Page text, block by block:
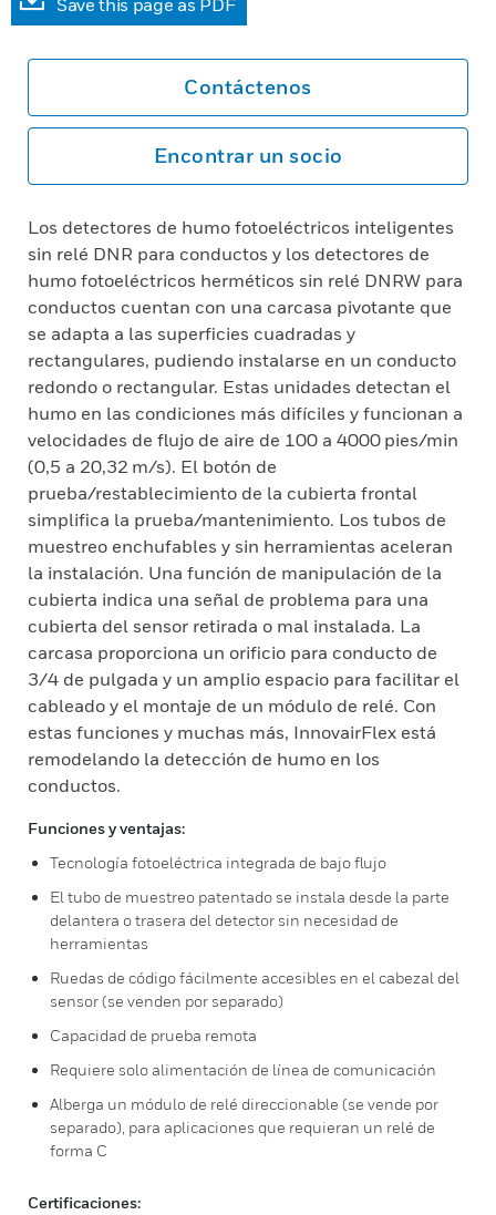
Save this page as PDF
Contáctenos
Encontrar un socio
Los detectores de humo fotoeléctricos inteligentes
sin relé DNR para conductos y los detectores de
humo fotoeléctricos herméticos sin relé DNRW para
conductos cuentan con una carcasa pivotante que
se adapta a las superficies cuadradas y
rectangulares, pudiendo instalarse en un conducto
redondo o rectangular. Estas unidades detectan el
humo en las condiciones más difíciles y funcionan a
velocidades de flujo de aire de 100 a 4000 pies/min
(0,5 a 20,32 m/s). El botón de
prueba/restablecimiento de la cubierta frontal
simplifica la prueba/mantenimiento. Los tubos de
muestreo enchufables y sin herramientas aceleran
la instalación. Una función de manipulación de la
cubierta indica una señal de problema para una
cubierta del sensor retirada o mal instalada. La
carcasa proporciona un orificio para conducto de
3/4 de pulgada y un amplio espacio para facilitar el
cableado y el montaje de un módulo de relé. Con
estas funciones y muchas más, InnovairFlex está
remodelando la detección de humo en los
conductos.
Funciones y ventajas:
Tecnología fotoeléctrica integrada de bajo flujo
El tubo de muestreo patentado se instala desde la parte
delantera o trasera del detector sin necesidad de
herramientas
Ruedas de código fácilmente accesibles en el cabezal del
sensor (se venden por separado)
Capacidad de prueba remota
Requiere solo alimentación de línea de comunicación
Alberga un módulo de relé direccionable (se vende por
separado), para aplicaciones que requieran un relé de
forma C
Certificaciones: